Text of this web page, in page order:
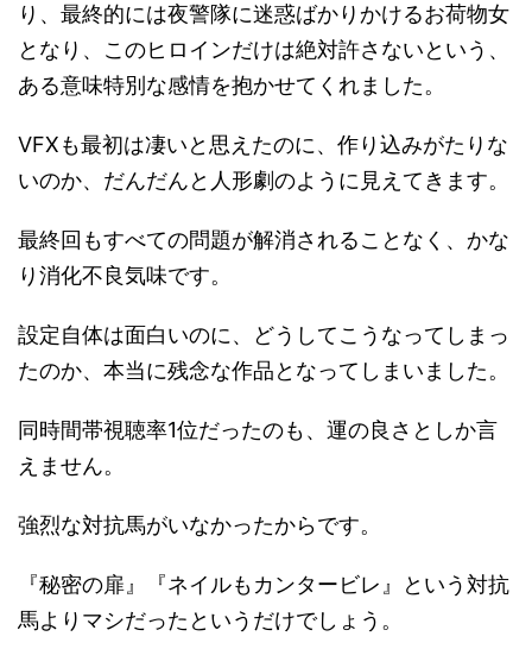
り、最終的には夜警隊に迷惑ばかりかけるお荷物女
となり、このヒロインだけは絶対許さないという、
ある意味特別な感情を抱かせてくれました。
VFXも最初は凄いと思えたのに、作り込みがたりな
いのか、だんだんと人形劇のように見えてきます。
最終回もすべての問題が解消されることなく、かな
り消化不良気味です。
設定自体は面白いのに、どうしてこうなってしまっ
たのか、本当に残念な作品となってしまいました。
同時間帯視聴率1位だったのも、運の良さとしか言
えません。
強烈な対抗馬がいなかったからです。
『秘密の扉』『ネイルもカンタービレ』という対抗
馬よりマシだったというだけでしょう。